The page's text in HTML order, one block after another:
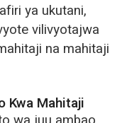
ya ukutani,
vilivyotajwa
na mahitaji
Kwa Mahitaji